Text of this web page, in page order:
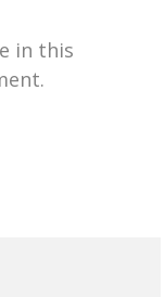
in this